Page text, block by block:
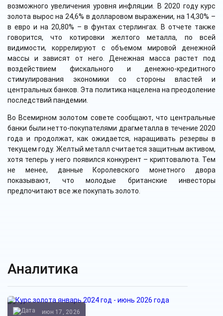
Аналитика
июн 17, 2026
возможного увеличения уровня инфляции. В 2020 году курс
золота вырос на 24,6% в долларовом выражении, на 14,30% –
в евро и на 20,80% – в фунтах стерлингах. В отчете также
говорится, что котировки желтого металла, по всей
видимости, коррелируют с объемом мировой денежной
массы и зависят от него. Денежная масса растет под
воздействием фискального и денежно-кредитного
стимулирования экономики со стороны властей и
центральных банков. Эта политика нацелена на преодоление
последствий пандемии.
Во Всемирном золотом совете сообщают, что центральные
банки были нетто-покупателями драгметалла в течение 2020
года и продолжат, как ожидается, наращивать резервы в
текущем году. Желтый металл считается защитным активом,
хотя теперь у него появился конкурент – криптовалюта. Тем
не менее, данные Королевского монетного двора
показывают, что молодые британские инвесторы
предпочитают все же покупать золото.